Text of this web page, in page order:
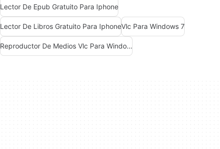
Lector De Epub Gratuito Para Iphone
Lector De Libros Gratuito Para IphoneVlc Para Windows 7
Reproductor De Medios Vlc Para Windows 7